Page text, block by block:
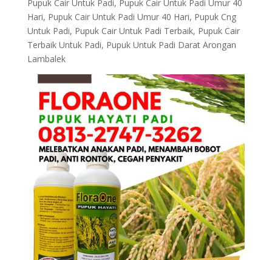
Pupuk Cair Untuk Padi, Pupuk Cair Untuk Padi Umur 40
Hari, Pupuk Cair Untuk Padi Umur 40 Hari, Pupuk Cng
Untuk Padi, Pupuk Cair Untuk Padi Terbaik, Pupuk Cair
Terbaik Untuk Padi, Pupuk Untuk Padi Darat Arongan
Lambalek